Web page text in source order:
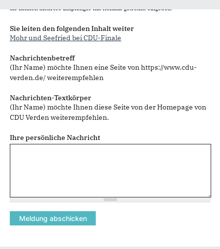
Sie können mehrere Empfänger mit Komma getrennt eingeben.
Sie leiten den folgenden Inhalt weiter
Mohr und Seefried bei CDU-Finale
Nachrichtenbetreff
(Ihr Name) möchte Ihnen eine Seite von https://www.cdu-
verden.de/ weiterempfehlen
Nachrichten-Textkörper
(Ihr Name) möchte Ihnen diese Seite von der Homepage von
CDU Verden weiterempfehlen.
Ihre persönliche Nachricht